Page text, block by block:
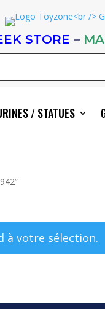
STORE –
/ STATUES
à votre sélection.